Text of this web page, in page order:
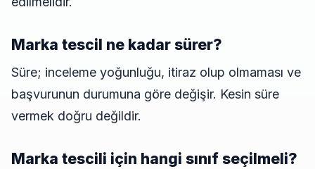
Marka tescil ne kadar sürer?
Süre; inceleme yoğunluğu, itiraz olup olmaması ve
başvurunun durumuna göre değişir. Kesin süre
vermek doğru değildir.
Marka tescili için hangi sınıf seçilmeli?